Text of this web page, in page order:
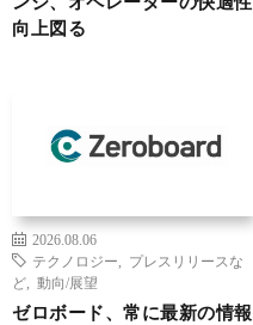
向上図る
2026.08.06
テクノロジー
プレスリリースな
ど
動向/展望
ゼロボード、常に最新の情報